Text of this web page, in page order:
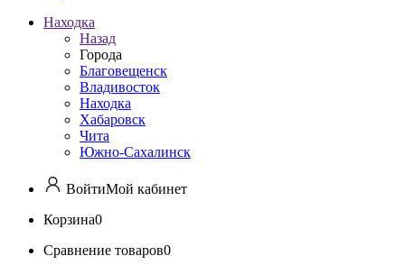
Находка
Назад
Города
Благовещенск
Владивосток
Находка
Хабаровск
Чита
Южно-Сахалинск
ВойтиМой кабинет
Корзина0
Сравнение товаров0